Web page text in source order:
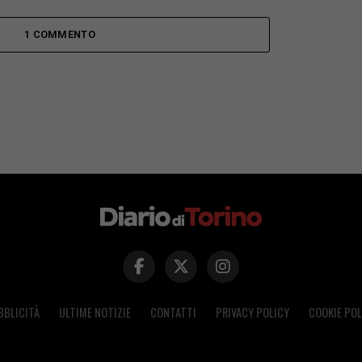
1 COMMENTO
ULTIME NOTIZIE CONTATTI PRIVACY POLICY COOKIE